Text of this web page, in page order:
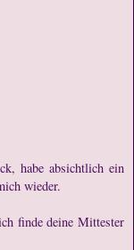
habe absichtlich ein
wieder.
finde deine Mittester